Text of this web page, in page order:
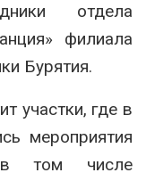
отдела
филиала
Бурятия.
участки, где в
мероприятия
в том числе